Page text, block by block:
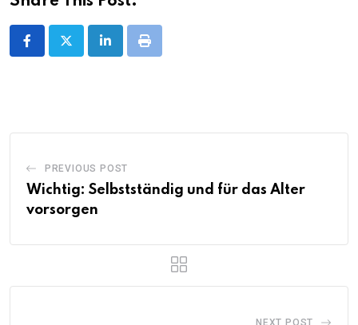
LinkedInPrint
PREVIOUS POST
Wichtig: Selbstständig und für das Alter
vorsorgen
NEXT POST